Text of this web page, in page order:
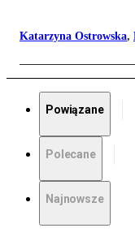
Katarzyna Ostrowska,
Powiązane
Polecane
Najnowsze